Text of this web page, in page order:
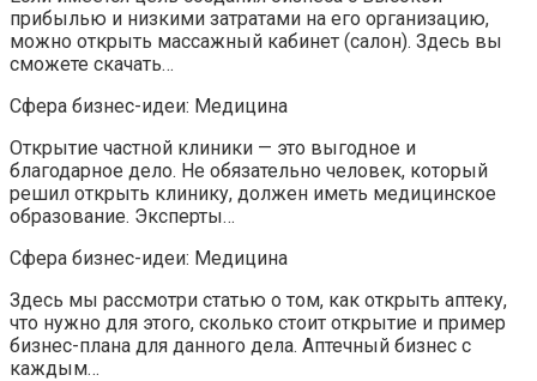
прибылью и низкими затратами на его организацию,
можно открыть массажный кабинет (салон). Здесь вы
сможете скачать…
Сфера бизнес-идеи: Медицина
Открытие частной клиники — это выгодное и
благодарное дело. Не обязательно человек, который
решил открыть клинику, должен иметь медицинское
образование. Эксперты…
Сфера бизнес-идеи: Медицина
Здесь мы рассмотри статью о том, как открыть аптеку,
что нужно для этого, сколько стоит открытие и пример
бизнес-плана для данного дела. Аптечный бизнес с
каждым…